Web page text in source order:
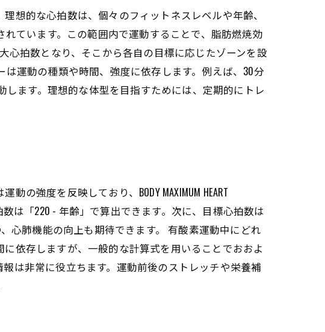
想的な心拍数は、個々のフィットネスレベルや年齢、
ています。この範囲内で運動することで、脂肪燃焼効
心拍数となり、そこから各自の目標に応じたゾーンを設
運動の種類や時間、強度に依存します。例えば、30分
ます。理想的な体型を目指すためには、定期的にトレ
強度を反映しており、BODY MAXIMUM HEART
は「220 - 年齢」で算出できます。次に、目標心拍数は
心肺機能の向上も期待できます。 有酸素運動中にどれ
依存しますが、一般的な計算式を用いることでおおよ
は非常に役立ちます。運動前後のストレッチや栄養補